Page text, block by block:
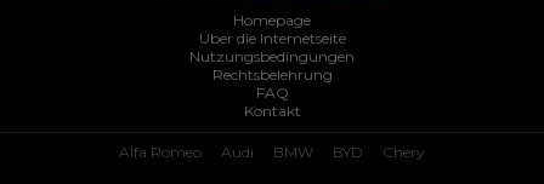
Homepage
Über die Internetseite
Nutzungsbedingungen
Rechtsbelehrung
FAQ
Kontakt
Alfa Romeo Audi BMW BYD Chery